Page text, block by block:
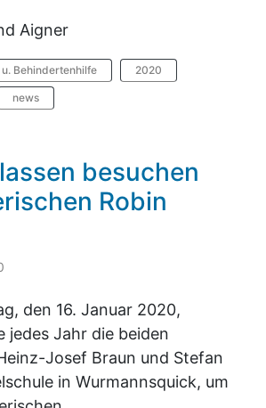
Aigner
Behindertenhilfe 2020
news
besuchen
Robin
den 16. Januar 2020,
jedes Jahr die beiden
Josef Braun und Stefan
in Wurmannsquick, um